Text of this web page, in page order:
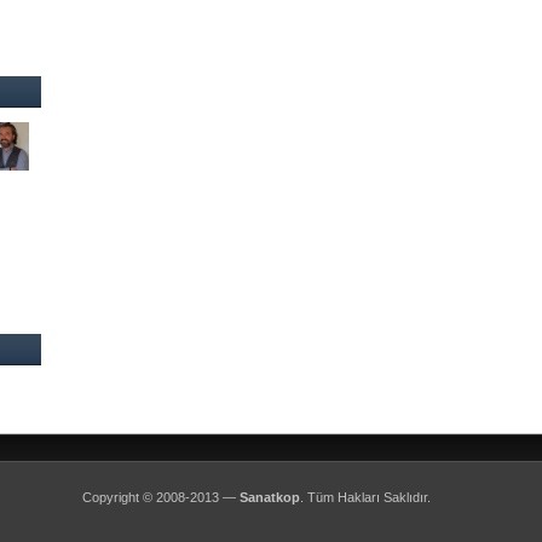
Copyright © 2008-2013 — Sanatkop. Tüm Hakları Saklıdır.